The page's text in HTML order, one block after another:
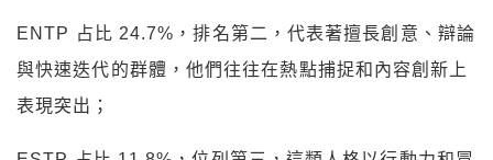
ENTP 占比 24.7%，排名第二，代表著擅長創意、辯論
與快速迭代的群體，他們往往在熱點捕捉和內容創新上
表現突出；